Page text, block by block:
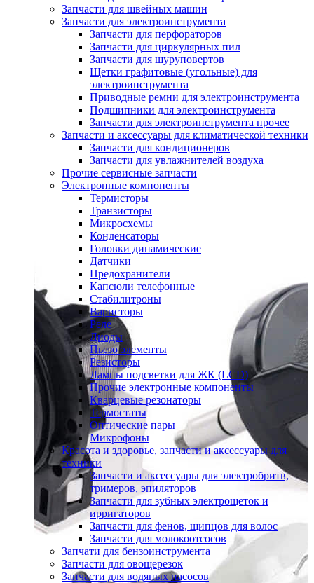
Запчасти для швейных машин
Запчасти для электроинструмента
Запчасти для перфораторов
Запчасти для циркулярных пил
Запчасти для шуруповертов
Щетки графитовые (угольные) для
электроинструмента
Приводные ремни для электроинструмента
Подшипники для электроинструмента
Запчасти для электроинструмента прочее
Запчасти и аксессуары для климатической техники
Запчасти для кондиционеров
Запчасти для увлажнителей воздуха
Прочие сервисные запчасти
Электронные компоненты
Термисторы
Транзисторы
Микросхемы
Конденсаторы
Головки динамические
Датчики
Предохранители
Капсюли телефонные
Стабилитроны
Варисторы
Реле
Диоды
Пьезо элементы
Резисторы
Лампы подсветки для ЖК (LCD)
Прочие электронные компоненты
Кварцевые резонаторы
Термостаты
Оптические пары
Микрофоны
Красота и здоровье, запчасти и аксессуары для
техники
Запчасти и аксессуары для электробритв,
тримеров, эпиляторов
Запчасти для зубных электрощеток и
ирригаторов
Запчасти для фенов, щипцов для волос
Запчасти для молокоотсосов
Запчати для бензоинструмента
Запчасти для овощерезок
Запчасти для водяных насосов